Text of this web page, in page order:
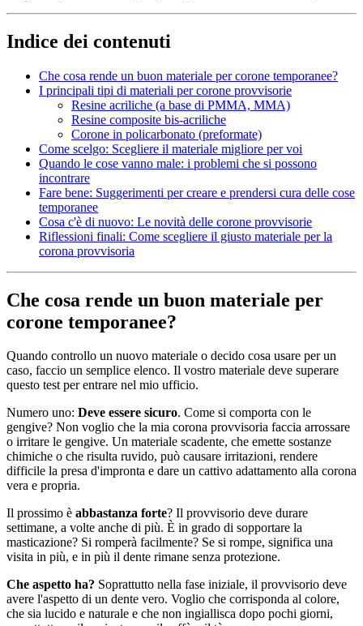
Indice dei contenuti
Che cosa rende un buon materiale per corone temporanee?
I principali tipi di materiali per corone provvisorie
Resine acriliche (a base di PMMA, MMA)
Resine composite bis-acriliche
Corone in policarbonato (preformate)
Come scelgo: Scegliere il materiale migliore per voi
Quando le cose vanno male: i problemi che si possono
incontrare
Fare bene: Suggerimenti per creare e prendersi cura delle cose
temporanee
Cosa c'è di nuovo: Le novità delle corone provvisorie
Riflessioni finali: Come scegliere il giusto materiale per la
corona provvisoria
Che cosa rende un buon materiale per
corone temporanee?
Quando controllo un nuovo materiale o decido cosa usare per un
caso, faccio un semplice elenco. Il vostro materiale deve superare
questo test per entrare nel mio ufficio.
Numero uno: Deve essere sicuro. Come si comporta con le
gengive? Non voglio che la mia corona provvisoria faccia arrossare
o irritare le gengive. Un materiale scadente, che emette sostanze
chimiche o che risulta ruvido, può causare irritazioni, rendere
difficile la presa d'impronta e dare un cattivo adattamento alla corona
vera e propria.
Il prossimo è abbastanza forte? Il provvisorio deve durare
settimane, a volte anche di più. È in grado di sopportare la
masticazione? Si romperà facilmente? Se si rompe, significa una
visita in più, e in più il dente rimane senza protezione.
Che aspetto ha? Soprattutto nella fase iniziale, il provvisorio deve
avere l'aspetto di un dente vero. Voglio che corrisponda al colore,
che sia lucido e naturale e che non ingiallisca dopo pochi giorni,